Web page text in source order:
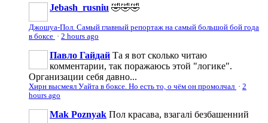
Jebash_rusniu 🤣🤣🤣
Джошуа-Пол. Самый главный репортаж на самый большой бой года
в боксе · 2 hours ago
Павло Гайдай Та я вот сколько читаю
комментарии, так поражаюсь этой "логике".
Организации себя давно...
Хирн высмеял Уайта в боксе. Но есть то, о чём он промолчал · 2
hours ago
Mak Poznyak Пол красава, взагалі безбашенний